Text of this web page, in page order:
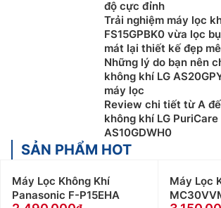
độ cực đỉnh
Trải nghiệm máy lọc
FS15GPBK0 vừa lọc
mát lại thiết kế đẹp
Những lý do bạn nên
không khí LG
máy lọc
Review chi tiết từ A
không khí LG
AS10GDWH0
SẢN PHẨM HOT
Máy Lọc Không Khí
Panasonic F-P15EHA
Máy Lọc